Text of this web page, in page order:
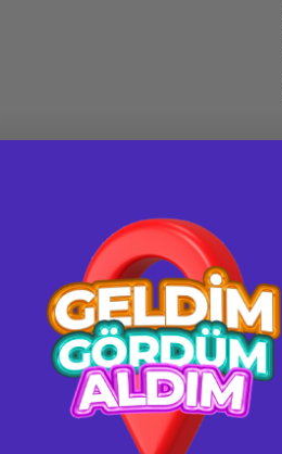
iş istasyonu nerede olursa olsun, her
hücresel bağlantı hizmetinin olduğu
imkân tanıyan isteğe bağlı
P53 klavyesi en zorlu şartlar için
ThinkPad P53 mobil iş istasyonu,
amacıyla askeri düzeydeki 12
200'den fazla kalite kontrolünden
kum fırtınalarına, sıfır yer
yaşamın karşınıza çıkarabileceği
Siz işinizi yaparken
mobil iş istasyonunun kapsamlı
ve gizliliğinizi güvende tutun.